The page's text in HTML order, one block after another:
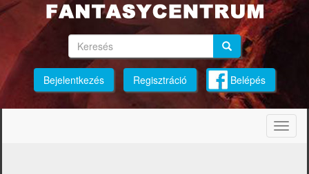
Ugrás
tartalomra
Keresés Keresés
Bejelentkezés Regisztráció Belépés